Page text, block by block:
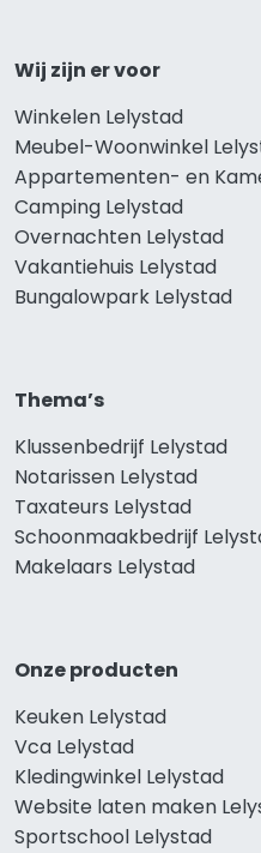
Wij zijn er voor
Winkelen Lelystad
Meubel-Woonwinkel
Appartementen- en
Camping Lelystad
Overnachten Lelystad
Vakantiehuis Lelystad
Bungalowpark Lelystad
Thema’s
Klussenbedrijf Lelystad
Notarissen Lelystad
Taxateurs Lelystad
Schoonmaakbedrijf
Makelaars Lelystad
Onze producten
Keuken Lelystad
Vca Lelystad
Kledingwinkel Lelystad
Website laten maken
Sportschool Lelystad